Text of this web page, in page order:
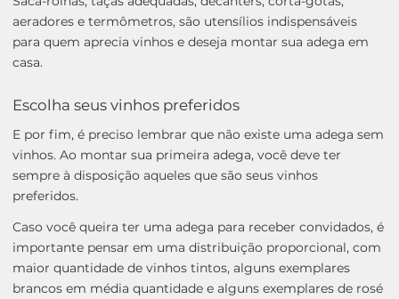
aeradores e termômetros, são utensílios indispensáveis
para quem aprecia vinhos e deseja montar sua adega em
casa.
Escolha seus vinhos preferidos
E por fim, é preciso lembrar que não existe uma adega sem
vinhos. Ao montar sua primeira adega, você deve ter
sempre à disposição aqueles que são seus vinhos
preferidos.
Caso você queira ter uma adega para receber convidados, é
importante pensar em uma distribuição proporcional, com
maior quantidade de vinhos tintos, alguns exemplares
brancos em média quantidade e alguns exemplares de rosé